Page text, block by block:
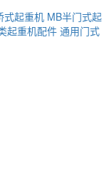
式起重机 MB半门式起
起重机配件 通用门式